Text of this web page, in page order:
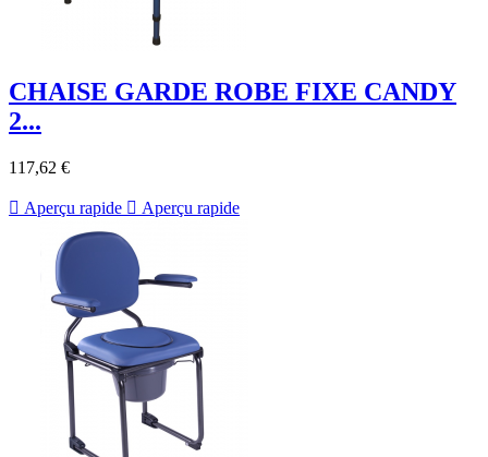
CHAISE GARDE ROBE FIXE CANDY
2...
117,62 €
 Aperçu rapide  Aperçu rapide